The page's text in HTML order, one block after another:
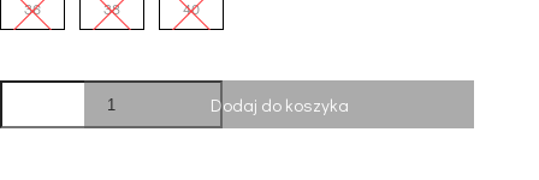
36 38 40
Isabelle
Dodaj do koszyka